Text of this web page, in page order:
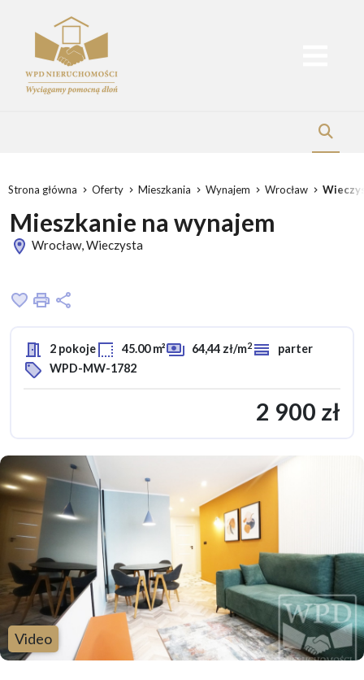
Strona główna Oferty Mieszkania Wynajem Wrocław
Mieszkanie na wynajem
Wrocław, Wieczysta
Dodaj do ulubionych
Drukuj
2 pokoje 45.00 m² 64,44 zł/m2
parter
WPD-MW-1782
2 900 zł
Video